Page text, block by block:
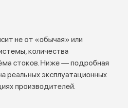
не от «обычая» или
количества
стоков. Ниже — подробная
реальных эксплуатационных
производителей.